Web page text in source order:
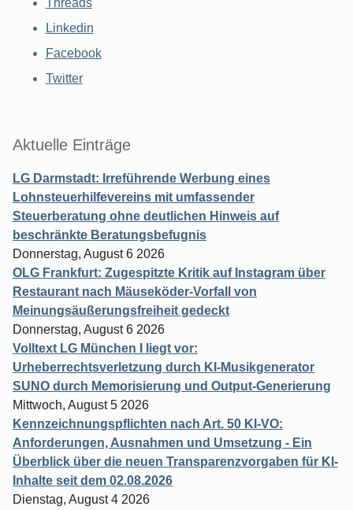
Threads
Linkedin
Facebook
Twitter
Aktuelle Einträge
LG Darmstadt: Irreführende Werbung eines
Lohnsteuerhilfevereins mit umfassender
Steuerberatung ohne deutlichen Hinweis auf
beschränkte Beratungsbefugnis
Donnerstag, August 6 2026
OLG Frankfurt: Zugespitzte Kritik auf Instagram über
Restaurant nach Mäuseköder-Vorfall von
Meinungsäußerungsfreiheit gedeckt
Donnerstag, August 6 2026
Volltext LG München I liegt vor:
Urheberrechtsverletzung durch KI-Musikgenerator
SUNO durch Memorisierung und Output-Generierung
Mittwoch, August 5 2026
Kennzeichnungspflichten nach Art. 50 KI-VO:
Anforderungen, Ausnahmen und Umsetzung - Ein
Überblick über die neuen Transparenzvorgaben für KI-
Inhalte seit dem 02.08.2026
Dienstag, August 4 2026